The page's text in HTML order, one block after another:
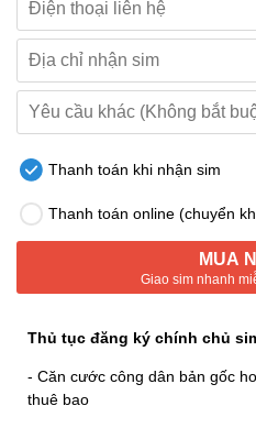
Thanh toán khi nhận sim
Thanh toán online (chuyển
MUA
Giao sim nhanh
Thủ tục đăng ký chính chủ
- Căn cước công dân bản gốc
thuê bao